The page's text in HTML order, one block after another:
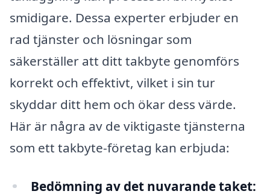
smidigare. Dessa experter erbjuder en
rad tjänster och lösningar som
säkerställer att ditt takbyte genomförs
korrekt och effektivt, vilket i sin tur
skyddar ditt hem och ökar dess värde.
Här är några av de viktigaste tjänsterna
som ett takbyte-företag kan erbjuda:
Bedömning av det nuvarande taket: